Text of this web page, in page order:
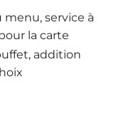
service à
la carte
addition